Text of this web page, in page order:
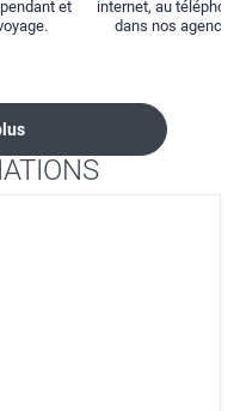
et
internet, au
dans nos